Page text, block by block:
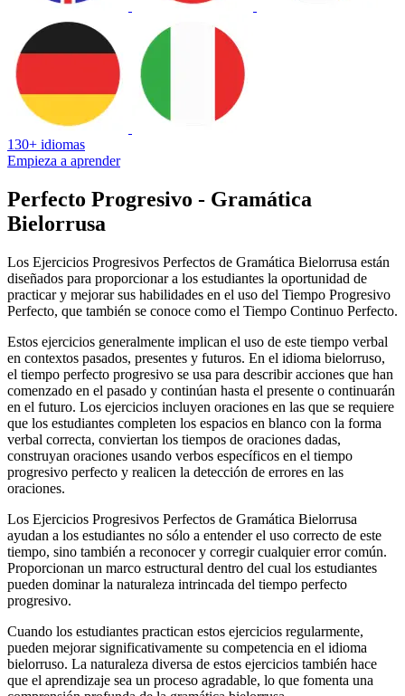
130+ idiomas
Empieza a aprender
Perfecto Progresivo - Gramática
Bielorrusa
Los Ejercicios Progresivos Perfectos de Gramática Bielorrusa están
diseñados para proporcionar a los estudiantes la oportunidad de
practicar y mejorar sus habilidades en el uso del Tiempo Progresivo
Perfecto, que también se conoce como el Tiempo Continuo Perfecto.
Estos ejercicios generalmente implican el uso de este tiempo verbal
en contextos pasados, presentes y futuros. En el idioma bielorruso,
el tiempo perfecto progresivo se usa para describir acciones que han
comenzado en el pasado y continúan hasta el presente o continuarán
en el futuro. Los ejercicios incluyen oraciones en las que se requiere
que los estudiantes completen los espacios en blanco con la forma
verbal correcta, conviertan los tiempos de oraciones dadas,
construyan oraciones usando verbos específicos en el tiempo
progresivo perfecto y realicen la detección de errores en las
oraciones.
Los Ejercicios Progresivos Perfectos de Gramática Bielorrusa
ayudan a los estudiantes no sólo a entender el uso correcto de este
tiempo, sino también a reconocer y corregir cualquier error común.
Proporcionan un marco estructural dentro del cual los estudiantes
pueden dominar la naturaleza intrincada del tiempo perfecto
progresivo.
Cuando los estudiantes practican estos ejercicios regularmente,
pueden mejorar significativamente su competencia en el idioma
bielorruso. La naturaleza diversa de estos ejercicios también hace
que el aprendizaje sea un proceso agradable, lo que fomenta una